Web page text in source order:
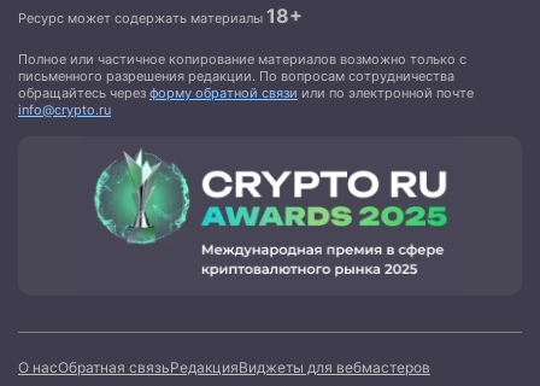
Ресурс может содержать материалы 18+
Полное или частичное копирование материалов возможно только с
письменного разрешения редакции. По вопросам сотрудничества
обращайтесь через форму обратной связи или по электронной почте
info@crypto.ru
О насОбратная связьРедакцияВиджеты для вебмастеров